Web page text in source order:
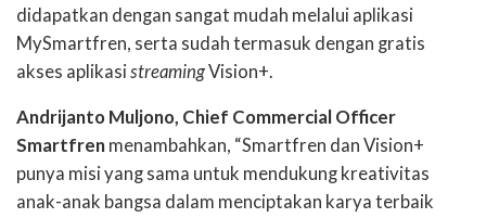
didapatkan dengan sangat mudah melalui aplikasi
MySmartfren, serta sudah termasuk dengan gratis
akses aplikasi streamingVision+.
Andrijanto Muljono, Chief Commercial Officer
Smartfren menambahkan, “Smartfren dan Vision+
punya misi yang sama untuk mendukung kreativitas
anak-anak bangsa dalam menciptakan karya terbaik